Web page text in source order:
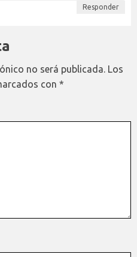
Responder
no será publicada. Los
con *